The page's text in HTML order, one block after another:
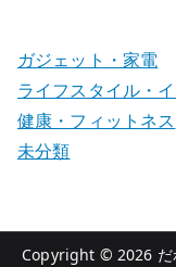
ガジェット・家電
ライフスタイル・
健康・フィットネス
未分類
Copyright © 2026